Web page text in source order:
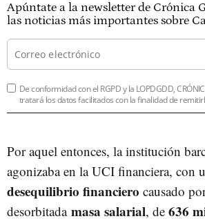
Apúntate a la newsletter de Crónica
las noticias más importantes sobre
De conformidad con el RGPD y la LOPDGDD,
tratará los datos facilitados con la finalidad de
Por aquel entonces, la institución
agonizaba en la UCI financiera, con
desequilibrio financiero causado
desorbitada masa salarial, de 636